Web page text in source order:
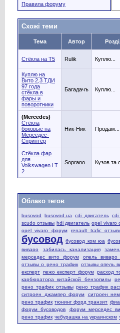
Правила форуму
Схожі теми
Тема Автор
Стёкла на Т5 Rulik Куплю...
Куплю на
Вито 2,3 ТДИ
97 года
стёкла в
фары и
поворотники
Багадачъ Куплю...
(Mercedes)
Стёкла
боковые на
Мерседес-
Спринтер
Ник-Ник Продам...
Стёкла фар
для
Volkswagen LT
2
Soprano Кузов та
Облако тегов
busovod busovod.ua cdi двигатель cdi
scudo отзывы hdi двигатель opel vivaro
opel vivaro форум
renault trafic
бусовод бусовод ком юа
виваро
забилась канализация
мерседес вито форум
опель
отзывы о рено трафик отзывы опель
експерт пежо експерт форум расход
карбюратора китайской бензопилы
рено трафик отзывы рено трафик
ситроен джампер форум
ситроен
рено трафик тюнинг форд транзит
форум бусоводов
форум мерседес
рено трафик чебурашка на украинском